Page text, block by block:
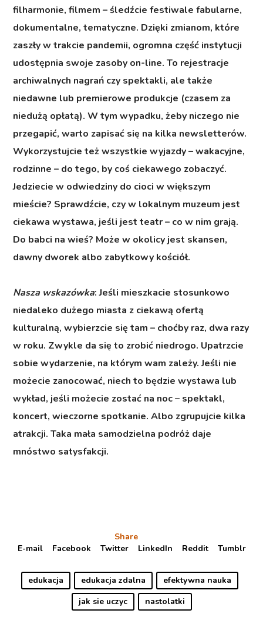
filharmonie, filmem – śledźcie festiwale fabularne,
dokumentalne, tematyczne. Dzięki zmianom, które
zaszły w trakcie pandemii, ogromna część instytucji
udostępnia swoje zasoby on-line. To rejestracje
archiwalnych nagrań czy spektakli, ale także
niedawne lub premierowe produkcje (czasem za
niedużą opłatą). W tym wypadku, żeby niczego nie
przegapić, warto zapisać się na kilka newsletterów.
Wykorzystujcie też wszystkie wyjazdy – wakacyjne,
rodzinne – do tego, by coś ciekawego zobaczyć.
Jedziecie w odwiedziny do cioci w większym
mieście? Sprawdźcie, czy w lokalnym muzeum jest
ciekawa wystawa, jeśli jest teatr – co w nim grają.
Do babci na wieś? Może w okolicy jest skansen,
dawny dworek albo zabytkowy kościół.
Nasza wskazówka: Jeśli mieszkacie stosunkowo
niedaleko dużego miasta z ciekawą ofertą
kulturalną, wybierzcie się tam – choćby raz, dwa razy
w roku. Zwykle da się to zrobić niedrogo. Upatrzcie
sobie wydarzenie, na którym wam zależy. Jeśli nie
możecie zanocować, niech to będzie wystawa lub
wykład, jeśli możecie zostać na noc – spektakl,
koncert, wieczorne spotkanie. Albo zgrupujcie kilka
atrakcji. Taka mała samodzielna podróż daje
mnóstwo satysfakcji.
Share
E-mail
Facebook Twitter LinkedIn Reddit Tumblr
edukacja edukacja zdalna
efektywna nauka
jak sie uczyc
nastolatki